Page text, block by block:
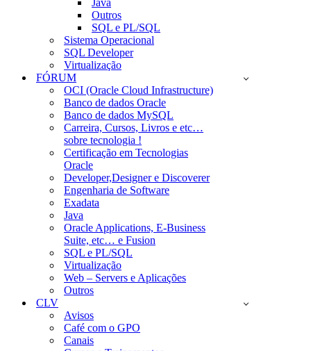
Java
Outros
SQL e PL/SQL
Sistema Operacional
SQL Developer
Virtualização
FÓRUM
OCI (Oracle Cloud Infrastructure)
Banco de dados Oracle
Banco de dados MySQL
Carreira, Cursos, Livros e etc…
sobre tecnologia !
Certificação em Tecnologias
Oracle
Developer,Designer e Discoverer
Engenharia de Software
Exadata
Java
Oracle Applications, E-Business
Suite, etc… e Fusion
SQL e PL/SQL
Virtualização
Web – Servers e Aplicações
Outros
CLV
Avisos
Café com o GPO
Canais